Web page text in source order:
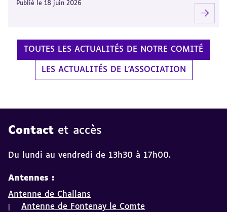
Publié le 18 juin 2026
TOUTES LES ACTUALITÉS DE NOTRE COMITÉ
LES ACTUALITÉS DE L'ASSOCIATION
Contact et accès
Du lundi au vendredi de 13h30 à 17h00.
Antennes :
Antenne de Challans
Antenne de Fontenay le Comte